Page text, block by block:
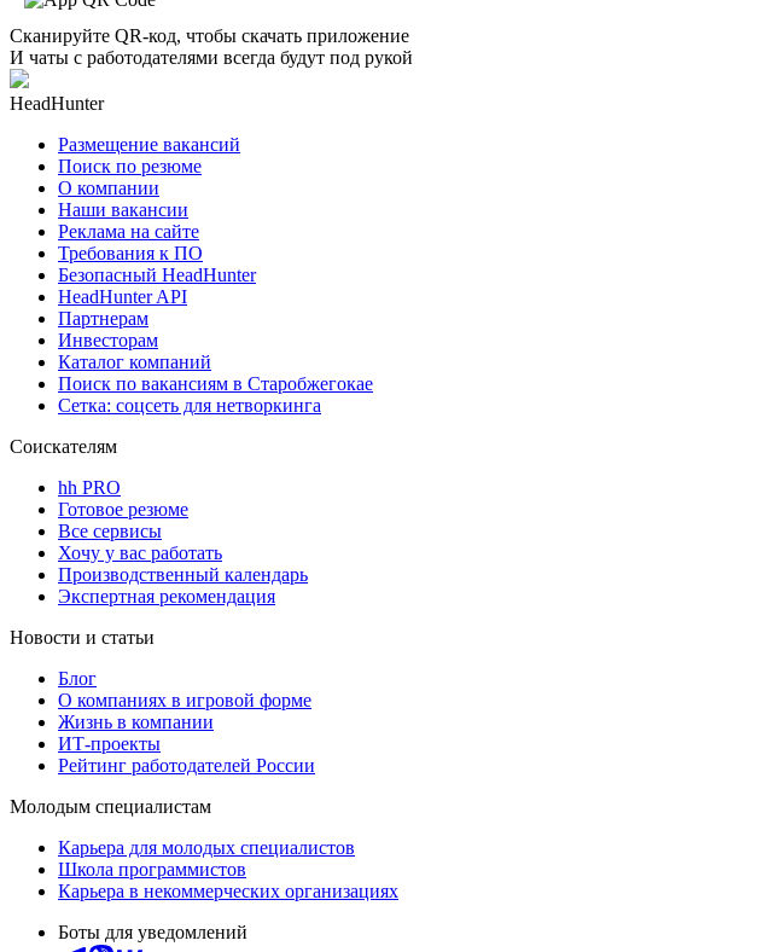
Сканируйте QR-код, чтобы скачать приложение
И чаты с работодателями всегда будут под рукой
HeadHunter
Размещение вакансий
Поиск по резюме
О компании
Наши вакансии
Реклама на сайте
Требования к ПО
Безопасный HeadHunter
HeadHunter API
Партнерам
Инвесторам
Каталог компаний
Поиск по вакансиям в Старобжегокае
Сетка: соцсеть для нетворкинга
Соискателям
hh PRO
Готовое резюме
Все сервисы
Хочу у вас работать
Производственный календарь
Экспертная рекомендация
Новости и статьи
Блог
О компаниях в игровой форме
Жизнь в компании
ИТ-проекты
Рейтинг работодателей России
Молодым специалистам
Карьера для молодых специалистов
Школа программистов
Карьера в некоммерческих организациях
Боты для уведомлений